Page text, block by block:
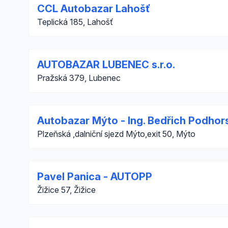
CCL Autobazar Lahošť
Teplická 185, Lahošť
AUTOBAZAR LUBENEC s.r.o.
Pražská 379, Lubenec
Autobazar Mýto - Ing. Bedřich
Plzeňská ,dalniční sjezd Mýto,exit 50, Mýto
Pavel Panica - AUTOPP
Žižice 57, Žižice